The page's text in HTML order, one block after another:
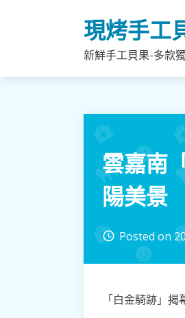
現烤手工
新鮮手工貝果-多款
雲嘉南
陽美景
access_time Posted on
「白金騎跡」